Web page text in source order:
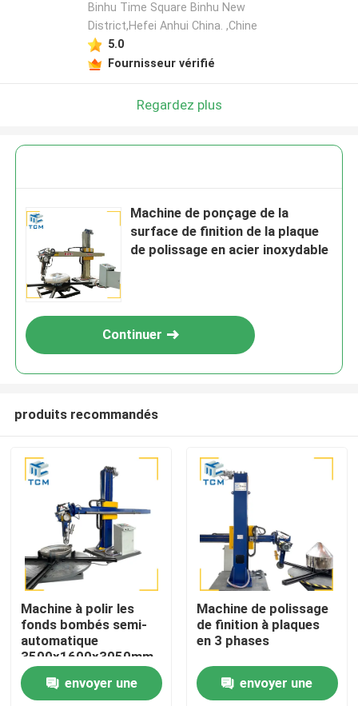
À la maison
Produits
À propos de nous
Binhu Time Square Binhu New
District,Hefei Anhui China. ,Chine
5.0
Fournisseur vérifié
Regardez plus
Machine de ponçage de la
surface de finition de la plaque
de polissage en acier inoxydable
Continuer
produits recommandés
Machine à polir les
fonds bombés semi-
automatique
3500x1600x3050mm
2500 kg avec un
rendement de 8-12m2
envoyer une
Machine de polissage
de finition à plaques
en 3 phases
envoyer une